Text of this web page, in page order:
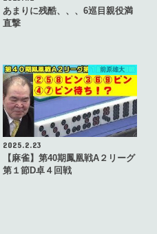
あまりに残酷、、、6巡目親役満
直撃
前原雄大
2025.2.23
【麻雀】第40期鳳凰戦A２リーグ
第１節D卓４回戦